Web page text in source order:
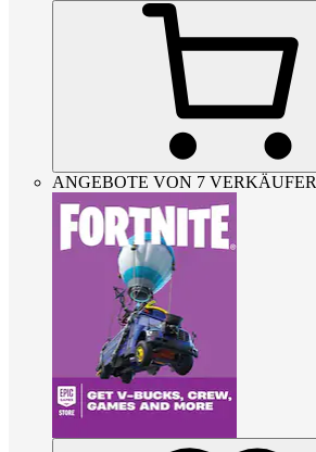
ANGEBOTE VON 7 VERKÄUFER